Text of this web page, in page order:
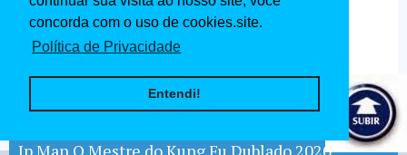
concorda com o uso de cookies.site.
Política de Privacidade
Entendi!
Ip Man O Mestre do Kung Fu Dublado 2020